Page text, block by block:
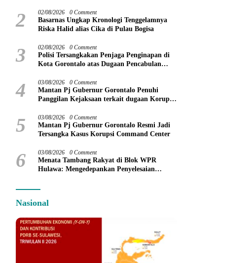
2 02/08/2026 0 Comment
Basarnas Ungkap Kronologi Tenggelamnya
Riska Halid alias Cika di Pulau Bogisa
3 02/08/2026 0 Comment
Polisi Tersangkakan Penjaga Penginapan di
Kota Gorontalo atas Dugaan Pencabulan
4 03/08/2026 0 Comment
Mantan Pj Gubernur Gorontalo Penuhi
Panggilan Kejaksaan terkait dugaan Korupsi
5 03/08/2026 0 Comment
Mantan Pj Gubernur Gorontalo Resmi Jadi
Tersangka Kasus Korupsi Command Center
6 03/08/2026 0 Comment
Menata Tambang Rakyat di Blok WPR
Hulawa: Mengedepankan Penyelesaian
Nasional